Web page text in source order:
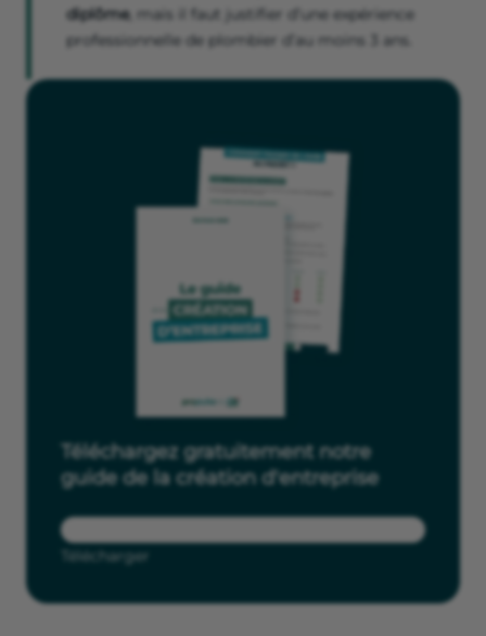
diplôme, mais il faut justifier d’une expérience
professionnelle de plombier d’au moins 3 ans.
Téléchargez gratuitement notre
guide de la création d'entreprise
Télécharger